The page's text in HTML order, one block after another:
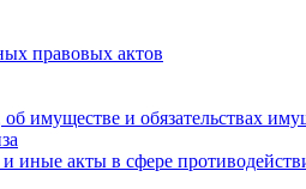
правовых актов
имуществе и обязательствах
иные акты в сфере